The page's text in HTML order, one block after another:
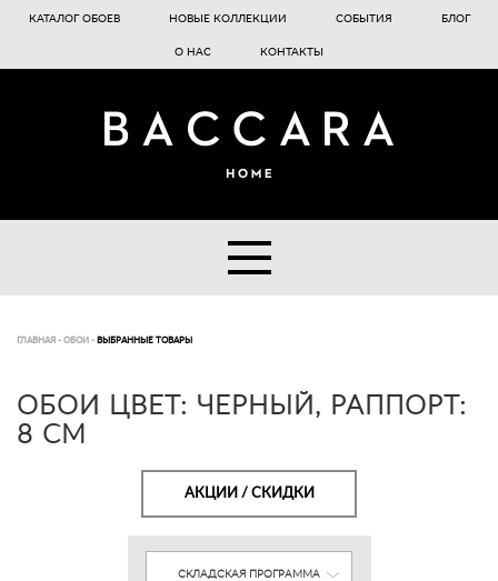
КАТАЛОГ ОБОЕВ НОВЫЕ КОЛЛЕКЦИИ СОБЫТИЯ БЛОГ
О НАС КОНТАКТЫ
ГЛАВНАЯ - ОБОИ - ВЫБРАННЫЕ ТОВАРЫ
ОБОИ ЦВЕТ: ЧЕРНЫЙ, РАППОРТ:
8 СМ
АКЦИИ / СКИДКИ
СКЛАДСКАЯ ПРОГРАММА